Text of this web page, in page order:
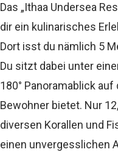
Das „Ithaa Undersea
dir ein kulinarisches
Dort isst du nämlich 5
Du sitzt dabei unter
180° Panoramablick
Bewohner bietet. Nur
diversen Korallen und
einen unvergesslichen